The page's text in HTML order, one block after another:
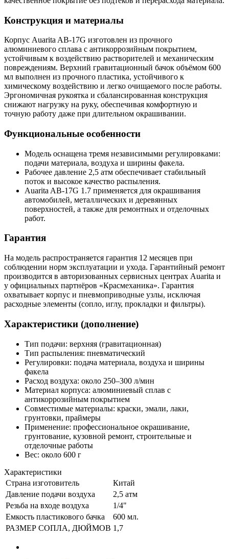
Конструкция и материалы
Корпус Auarita AB-17G изготовлен из прочного
алюминиевого сплава с антикоррозийным покрытием,
устойчивым к воздействию растворителей и механическим
повреждениям. Верхний гравитационный бачок объёмом 600
мл выполнен из прочного пластика, устойчивого к
химическому воздействию и легко очищаемого после работы.
Эргономичная рукоятка и сбалансированная конструкция
снижают нагрузку на руку, обеспечивая комфортную и
точную работу даже при длительном окрашивании.
Функциональные особенности
Модель оснащена тремя независимыми регулировками:
подачи материала, воздуха и ширины факела.
Рабочее давление 2,5 атм обеспечивает стабильный
поток и высокое качество распыления.
Auarita AB-17G 1.7 применяется для окрашивания
автомобилей, металлических и деревянных
поверхностей, а также для ремонтных и отделочных
работ.
Гарантия
На модель распространяется гарантия 12 месяцев при
соблюдении норм эксплуатации и ухода. Гарантийный ремонт
производится в авторизованных сервисных центрах Auarita и
у официальных партнёров «Красмеханика». Гарантия
охватывает корпус и пневмоприводные узлы, исключая
расходные элементы (сопло, иглу, прокладки и фильтры).
Характеристики (дополнение)
Тип подачи: верхняя (гравитационная)
Тип распыления: пневматический
Регулировки: подача материала, воздуха и ширины
факела
Расход воздуха: около 250–300 л/мин
Материал корпуса: алюминиевый сплав с
антикоррозийным покрытием
Совместимые материалы: краски, эмали, лаки,
грунтовки, праймеры
Применение: профессиональное окрашивание,
грунтование, кузовной ремонт, строительные и
отделочные работы
Вес: около 600 г
Характеристики
Страна изготовитель
Китай
Давление подачи воздуха
2,5 атм
Резьба на входе воздуха
1/4"
Емкость пластикового бачка
600 мл.
РАЗМЕР СОПЛА, ДЮЙМОВ 1,7